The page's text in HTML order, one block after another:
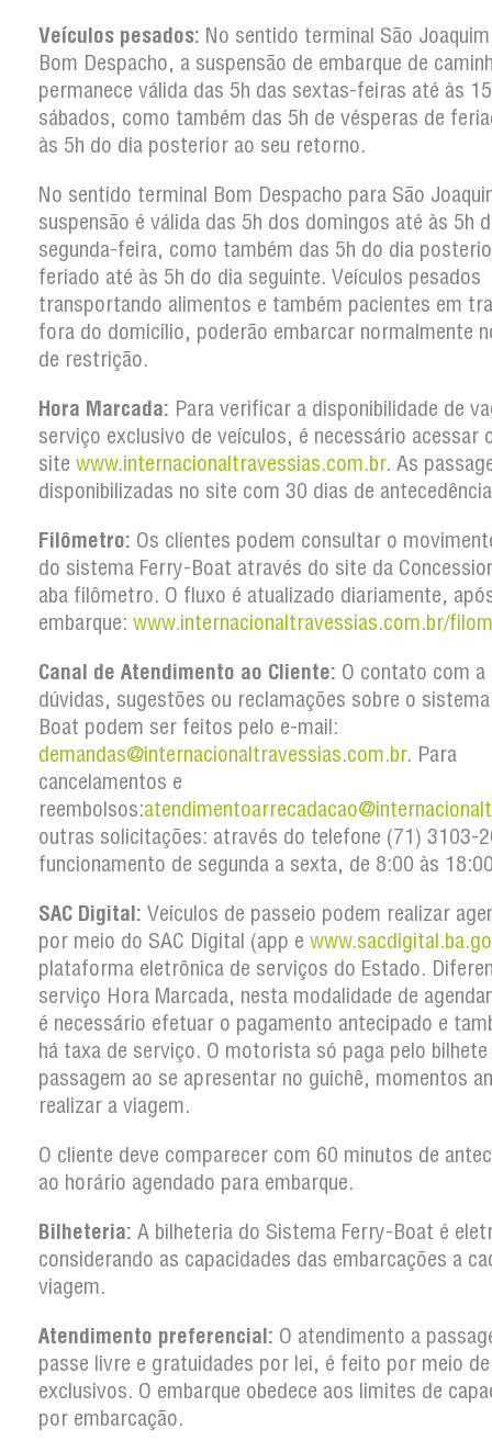
Veículos pesados: No sentido terminal São
Bom Despacho, a suspensão de embarque de
permanece válida das 5h das sextas-feiras até às
sábados, como também das 5h de vésperas de
às 5h do dia posterior ao seu retorno.
No sentido terminal Bom Despacho para São
suspensão é válida das 5h dos domingos até às 5h
segunda-feira, como também das 5h do dia
feriado até às 5h do dia seguinte. Veículos pesados
transportando alimentos e também pacientes em
fora do domicílio, poderão embarcar normalmente
de restrição.
Hora Marcada: Para verificar a disponibilidade de
serviço exclusivo de veículos, é necessário acessar
site www.internacionaltravessias.com.br. As
disponibilizadas no site com 30 dias de
Filômetro: Os clientes podem consultar o
do sistema Ferry-Boat através do site da
aba filômetro. O fluxo é atualizado diariamente,
embarque: www.internacionaltravessias.com.br/
Canal de Atendimento ao Cliente: O contato com a
dúvidas, sugestões ou reclamações sobre o
Boat podem ser feitos pelo e-mail:
demandas@internacionaltravessias.com.br. Para
cancelamentos e
reembolsos:
outras solicitações: através do telefone (71) 3103-
funcionamento de segunda a sexta, de 8:00 às
SAC Digital: Veículos de passeio podem realizar
por meio do SAC Digital (app e
plataforma eletrônica de serviços do Estado.
serviço Hora Marcada, nesta modalidade de
é necessário efetuar o pagamento antecipado e
há taxa de serviço. O motorista só paga pelo bilhete
passagem ao se apresentar no guichê, momentos
realizar a viagem.
O cliente deve comparecer com 60 minutos de
ao horário agendado para embarque.
Bilheteria: A bilheteria do Sistema Ferry-Boat é
considerando as capacidades das embarcações a
viagem.
Atendimento preferencial: O atendimento a
passe livre e gratuidades por lei, é feito por meio
exclusivos. O embarque obedece aos limites de
por embarcação.